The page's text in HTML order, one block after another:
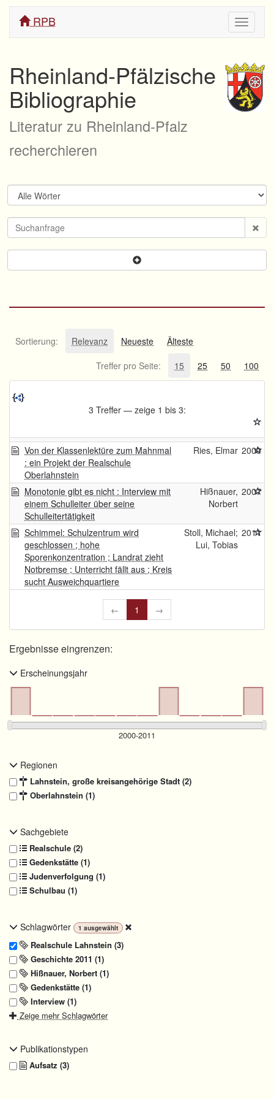
ein/
RPB
Rheinland-Pfälzische
Bibliographie
Literatur zu Rheinland-Pfalz
recherchieren
Sortierung: Relevanz Neueste
Älteste
Treffer pro Seite:
15 25 50 100
3 Treffer — zeige 1 bis 3:
Von der Klassenlektüre zum Mahnmal
: ein Projekt der Realschule
Oberlahnstein
Ries, Elmar 2000
Monotonie gibt es nicht : Interview mit
einem Schulleiter über seine
Schulleitertätigkeit
Hißnauer,
Norbert
2007
Schimmel: Schulzentrum wird
geschlossen ; hohe
Sporenkonzentration ; Landrat zieht
Notbremse ; Unterricht fällt aus ; Kreis
sucht Ausweichquartiere
Stoll, Michael;
Lui, Tobias
2011
← 1 →
Ergebnisse eingrenzen:
Erscheinungsjahr
Regionen
Lahnstein, große kreisangehörige Stadt (2)
Oberlahnstein (1)
Sachgebiete
Realschule (2)
Gedenkstätte (1)
Judenverfolgung (1)
Schulbau (1)
Schlagwörter 1 ausgewählt
Realschule Lahnstein (3)
Geschichte 2011 (1)
Hißnauer, Norbert (1)
Gedenkstätte (1)
Interview (1)
Zeige mehr Schlagwörter
Publikationstypen
Aufsatz (3)